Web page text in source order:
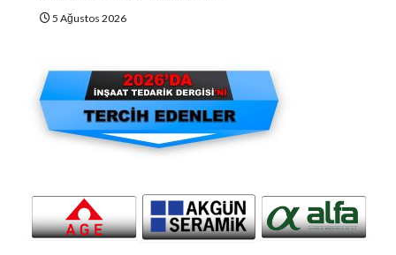
5 Ağustos 2026